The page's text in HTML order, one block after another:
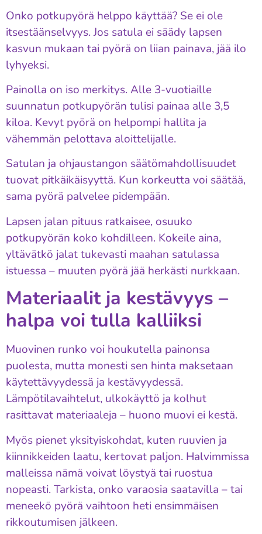
Onko potkupyörä helppo käyttää? Se ei ole
itsestäänselvyys. Jos satula ei säädy lapsen
kasvun mukaan tai pyörä on liian painava, jää ilo
lyhyeksi.
Painolla on iso merkitys. Alle 3-vuotiaille
suunnatun potkupyörän tulisi painaa alle 3,5
kiloa. Kevyt pyörä on helpompi hallita ja
vähemmän pelottava aloittelijalle.
Satulan ja ohjaustangon säätömahdollisuudet
tuovat pitkäikäisyyttä. Kun korkeutta voi säätää,
sama pyörä palvelee pidempään.
Lapsen jalan pituus ratkaisee, osuuko
potkupyörän koko kohdilleen. Kokeile aina,
yltävätkö jalat tukevasti maahan satulassa
istuessa – muuten pyörä jää herkästi nurkkaan.
Materiaalit ja kestävyys –
halpa voi tulla kalliiksi
Muovinen runko voi houkutella painonsa
puolesta, mutta monesti sen hinta maksetaan
käytettävyydessä ja kestävyydessä.
Lämpötilavaihtelut, ulkokäyttö ja kolhut
rasittavat materiaaleja – huono muovi ei kestä.
Myös pienet yksityiskohdat, kuten ruuvien ja
kiinnikkeiden laatu, kertovat paljon. Halvimmissa
malleissa nämä voivat löystyä tai ruostua
nopeasti. Tarkista, onko varaosia saatavilla – tai
meneekö pyörä vaihtoon heti ensimmäisen
rikkoutumisen jälkeen.